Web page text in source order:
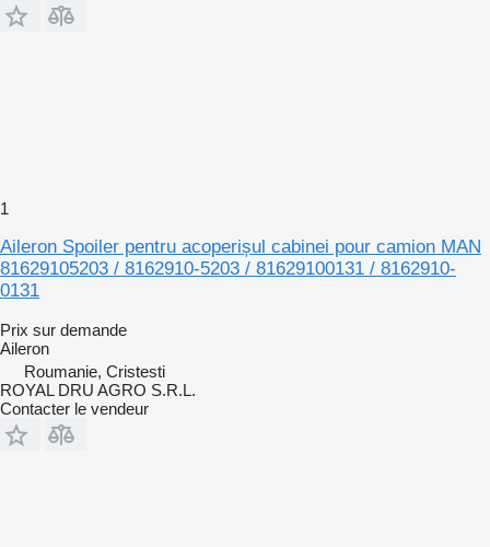
1
Aileron Spoiler pentru acoperișul cabinei pour camion MAN
81629105203 / 8162910-5203 / 81629100131 / 8162910-
0131
Prix sur demande
Aileron
Roumanie, Cristesti
ROYAL DRU AGRO S.R.L.
Contacter le vendeur